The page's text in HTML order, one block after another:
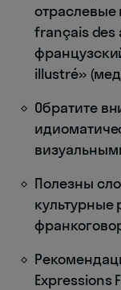
отраслевые
français des
illustré»
Обратите
Полезны
Expressions